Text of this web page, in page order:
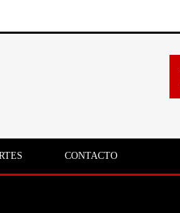
CONTACTO